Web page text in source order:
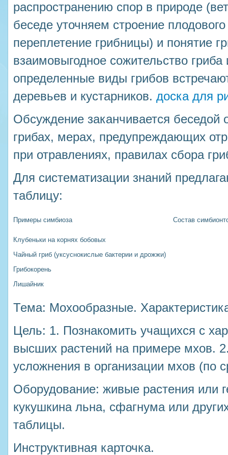
распространению спор в природе
беседе уточняем строение
переплетение грибницы) и понятие
взаимовыгодное сожительство
определенные виды грибов
деревьев и кустарников. доска для
Обсуждение заканчивается беседой
грибах, мерах, предупреждающих
при отравлениях, правилах сбора
Для систематизации знаний
таблицу:
Примеры симбиоза Состав
Клубеньки на корнях бобовых
Чайный гриб (уксуснокислые бактерии и дрожжи)
Грибокорень
Лишайник
Тема: Мохообразные.
Цель: 1. Познакомить учащихся с
высших растений на примере мхов.
усложнения в организации мхов (по
Оборудование: живые растения или
кукушкина льна, сфагнума или
таблицы.
Инструктивная карточка.